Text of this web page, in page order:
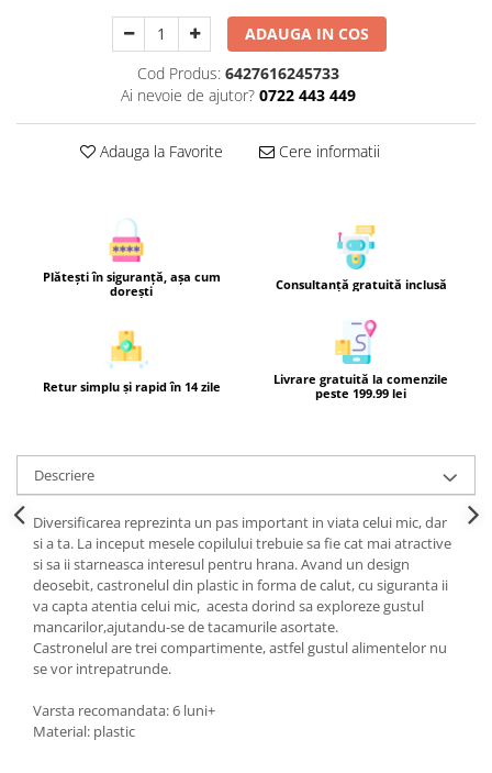
ADAUGA IN COS
Cod Produs: 6427616245733
Ai nevoie de ajutor? 0722 443 449
Adauga la Favorite Cere informatii
Plătești în siguranță, așa cum
dorești
Consultanță gratuită inclusă
Retur simplu și rapid în 14 zile
Livrare gratuită la comenzile
peste 199.99 lei
Descriere
Diversificarea reprezinta un pas important in viata celui mic, dar
si a ta. La inceput mesele copilului trebuie sa fie cat mai atractive
si sa ii starneasca interesul pentru hrana. Avand un design
deosebit, castronelul din plastic in forma de calut, cu siguranta ii
va capta atentia celui mic, acesta dorind sa exploreze gustul
mancarilor,ajutandu-se de tacamurile asortate.
Castronelul are trei compartimente, astfel gustul alimentelor nu
se vor intrepatrunde.
Varsta recomandata: 6 luni+
Material: plastic